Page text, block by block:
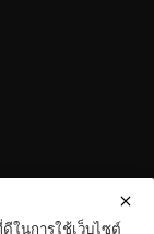
ในการใช้เว็บไซต์